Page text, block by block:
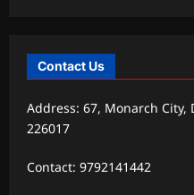
Contact Us
Address: 67, Monarch City,
226017
Contact: 9792141442